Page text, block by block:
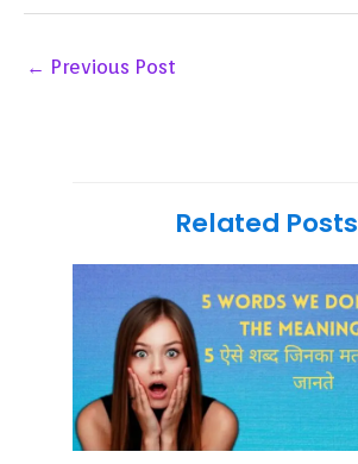
← Previous Post
Related Posts